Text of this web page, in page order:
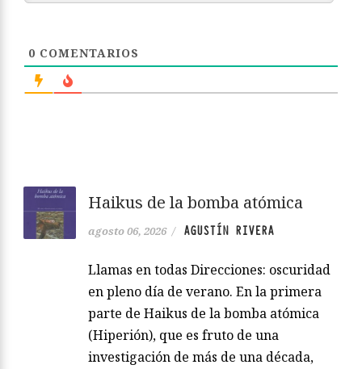
0 COMENTARIOS
Haikus de la bomba atómica
agosto 06, 2026 / AGUSTÍN RIVERA
Llamas en todas Direcciones: oscuridad
en pleno día de verano. En la primera
parte de Haikus de la bomba atómica
(Hiperión), que es fruto de una
investigación de más de una década,